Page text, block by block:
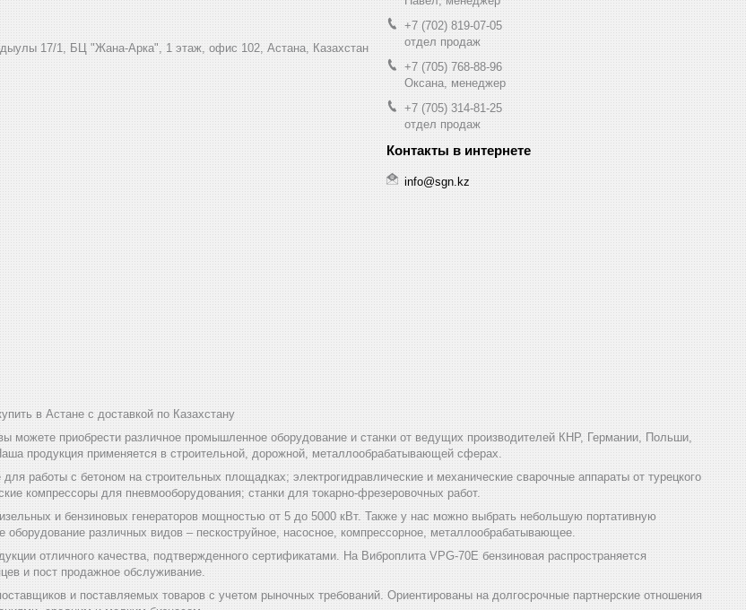
17/1, БЦ "Жана-Арка", 1 этаж, офис 102, Астана, Казахстан
+7 (702) 819-07-05
отдел продаж
+7 (705) 768-88-96
Оксана, менеджер
+7 (705) 314-81-25
отдел продаж
info@sgn.kz
в Астане с доставкой по Казахстану
можете приобрести различное промышленное оборудование и станки от ведущих производителей КНР, Германии, Польши,
продукция применяется в строительной, дорожной, металлообрабатывающей сферах.
работы с бетоном на строительных площадках; электрогидравлические и механические сварочные аппараты от турецкого
компрессоры для пневмооборудования; станки для токарно-фрезеровочных работ.
и бензиновых генераторов мощностью от 5 до 5000 кВт. Также у нас можно выбрать небольшую портативную
оборудование различных видов – пескоструйное, насосное, компрессорное, металлообрабатывающее.
отличного качества, подтвержденного сертификатами. На Виброплита VPG-70Е бензиновая распространяется
и пост продажное обслуживание.
и поставляемых товаров с учетом рыночных требований. Ориентированы на долгосрочные партнерские отношения